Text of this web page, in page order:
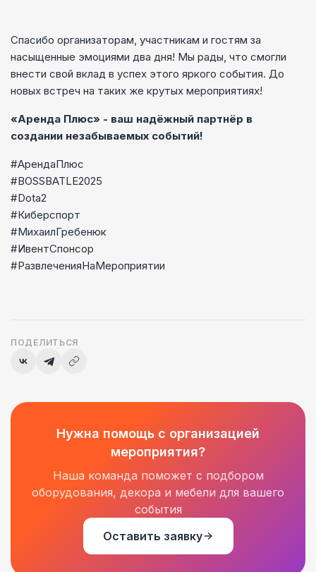
Спасибо организаторам, участникам и гостям за
насыщенные эмоциями два дня! Мы рады, что смогли
внести свой вклад в успех этого яркого события. До
новых встреч на таких же крутых мероприятиях!
«Аренда Плюс» - ваш надёжный партнёр в
создании незабываемых событий!
#АрендаПлюс
#BOSSBATLE2025
#Dota2
#Киберспорт
#МихаилГребенюк
#ИвентСпонсор
#РазвлеченияНаМероприятии
ПОДЕЛИТЬСЯ
Нужна помощь с организацией
мероприятия?
Наша команда поможет с подбором
оборудования, декора и мебели для вашего
события
Оставить заявку